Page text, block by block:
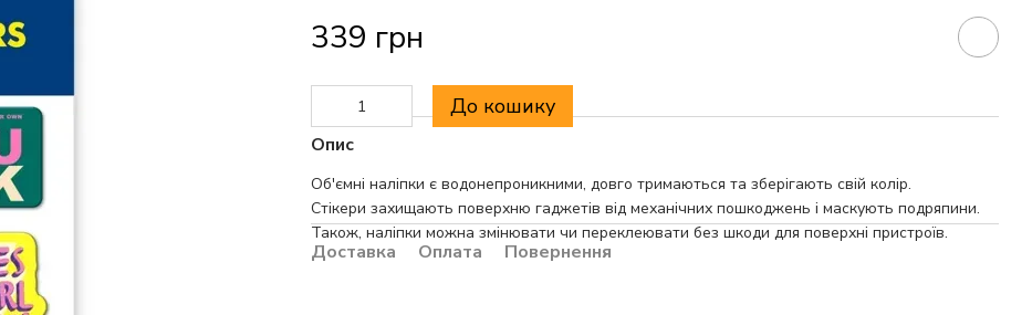
339 грн
До кошику
Опис
Об'ємні наліпки є водонепроникними, довго тримаються та зберігають свій колір.
Стікери захищають поверхню гаджетів від механічних пошкоджень і маскують подряпини.
Також, наліпки можна змінювати чи переклеювати без шкоди для поверхні пристроїв.
Доставка Оплата Повернення